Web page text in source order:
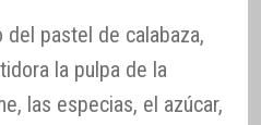
del pastel de calabaza,
la pulpa de la
las especias, el azúcar,